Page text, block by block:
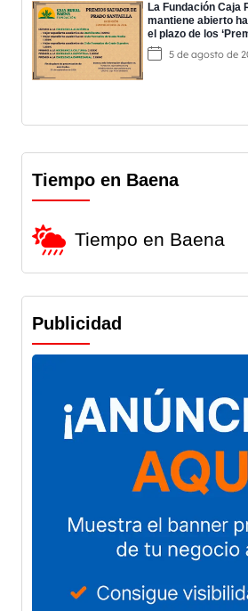
La Fundación Caja
mantiene abierto
el plazo de los
5 de agosto de
Tiempo en Baena
Tiempo en Baena
Publicidad